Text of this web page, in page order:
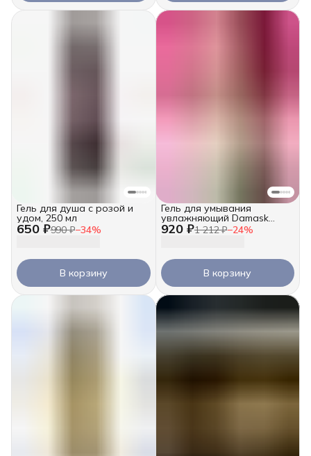
650 ₽990 ₽−34%
Гель для душа с розой и
удом, 250 мл
В корзину
920 ₽1 212 ₽−24%
Гель для умывания
увлажняющий Damask
Rose, 250 мл
В корзину